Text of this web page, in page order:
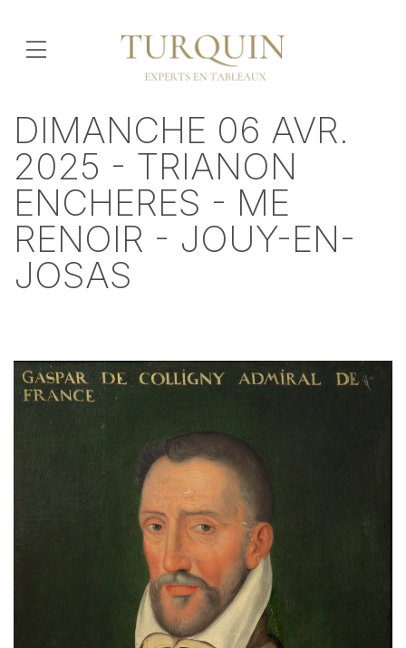
DIMANCHE 06 AVR.
2025 - TRIANON
ENCHERES - ME
RENOIR - JOUY-EN-
JOSAS